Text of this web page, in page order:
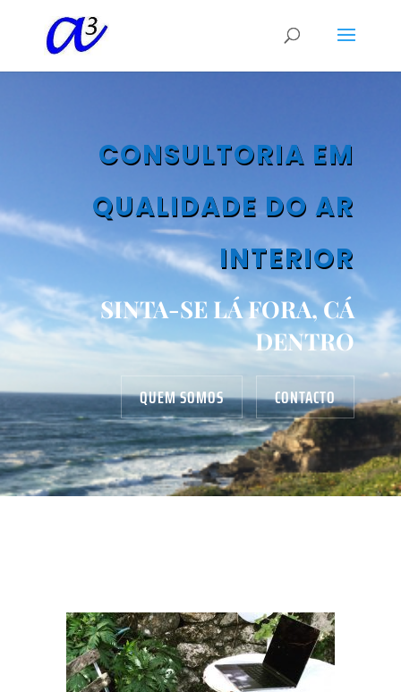
CONSULTORIA EM
QUALIDADE DO AR
INTERIOR
SINTA-SE LÁ FORA, CÁ
DENTRO
QUEM SOMOS CONTACTO